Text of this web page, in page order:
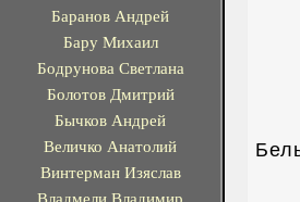
Баранов Андрей
Бару Михаил
Бодрунова Светлана
Болотов Дмитрий
Бычков Андрей
Величко Анатолий
Винтерман Изяслав
Владмели Владимир